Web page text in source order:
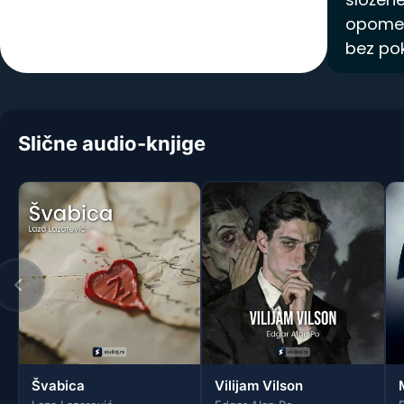
bez
Slične audio-knjige
Švabica Vilijam Vilson